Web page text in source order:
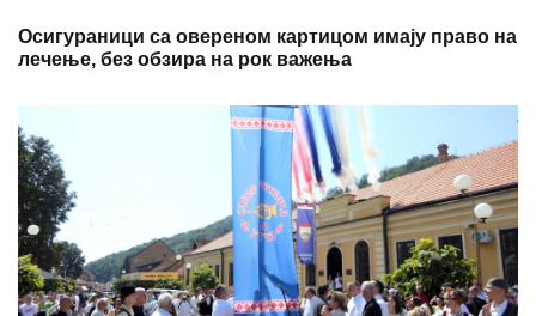
Осигураници са овереном картицом имају право на
лечење, без обзира на рок важења